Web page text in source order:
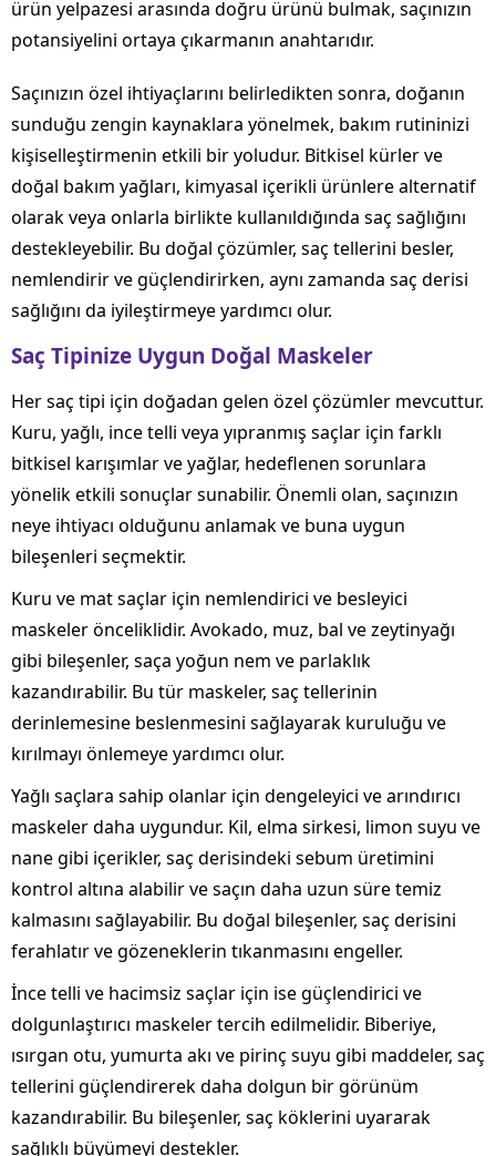
ürün yelpazesi arasında doğru ürünü bulmak, saçınızın
potansiyelini ortaya çıkarmanın anahtarıdır.
Saçınızın özel ihtiyaçlarını belirledikten sonra, doğanın
sunduğu zengin kaynaklara yönelmek, bakım rutininizi
kişiselleştirmenin etkili bir yoludur. Bitkisel kürler ve
doğal bakım yağları, kimyasal içerikli ürünlere alternatif
olarak veya onlarla birlikte kullanıldığında saç sağlığını
destekleyebilir. Bu doğal çözümler, saç tellerini besler,
nemlendirir ve güçlendirirken, aynı zamanda saç derisi
sağlığını da iyileştirmeye yardımcı olur.
Saç Tipinize Uygun Doğal Maskeler
Her saç tipi için doğadan gelen özel çözümler mevcuttur.
Kuru, yağlı, ince telli veya yıpranmış saçlar için farklı
bitkisel karışımlar ve yağlar, hedeflenen sorunlara
yönelik etkili sonuçlar sunabilir. Önemli olan, saçınızın
neye ihtiyacı olduğunu anlamak ve buna uygun
bileşenleri seçmektir.
Kuru ve mat saçlar için nemlendirici ve besleyici
maskeler önceliklidir. Avokado, muz, bal ve zeytinyağı
gibi bileşenler, saça yoğun nem ve parlaklık
kazandırabilir. Bu tür maskeler, saç tellerinin
derinlemesine beslenmesini sağlayarak kuruluğu ve
kırılmayı önlemeye yardımcı olur.
Yağlı saçlara sahip olanlar için dengeleyici ve arındırıcı
maskeler daha uygundur. Kil, elma sirkesi, limon suyu ve
nane gibi içerikler, saç derisindeki sebum üretimini
kontrol altına alabilir ve saçın daha uzun süre temiz
kalmasını sağlayabilir. Bu doğal bileşenler, saç derisini
ferahlatır ve gözeneklerin tıkanmasını engeller.
İnce telli ve hacimsiz saçlar için ise güçlendirici ve
dolgunlaştırıcı maskeler tercih edilmelidir. Biberiye,
ısırgan otu, yumurta akı ve pirinç suyu gibi maddeler, saç
tellerini güçlendirerek daha dolgun bir görünüm
kazandırabilir. Bu bileşenler, saç köklerini uyararak
sağlıklı büyümeyi destekler.